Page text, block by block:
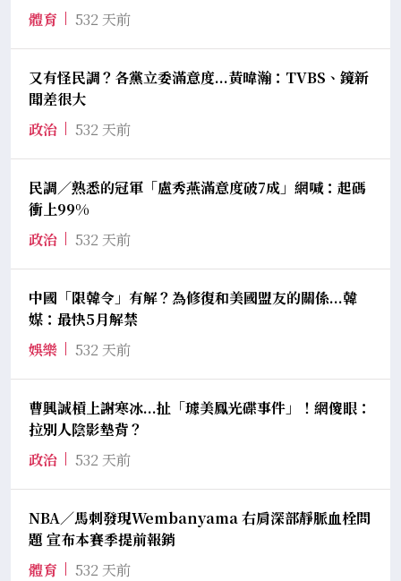
體育
532 天前
又有怪民調？各黨立委滿意度...黃暐瀚：TVBS、鏡新
聞差很大
政治
532 天前
民調／熟悉的冠軍「盧秀燕滿意度破7成」網喊：起碼
衝上99%
政治
532 天前
中國「限韓令」有解？為修復和美國盟友的關係...韓
媒：最快5月解禁
娛樂
532 天前
曹興誠槓上謝寒冰...扯「璩美鳳光碟事件」！網傻眼：
拉別人陰影墊背？
政治
532 天前
NBA／馬刺發現Wembanyama 右肩深部靜脈血栓問
題 宣布本賽季提前報銷
體育
532 天前